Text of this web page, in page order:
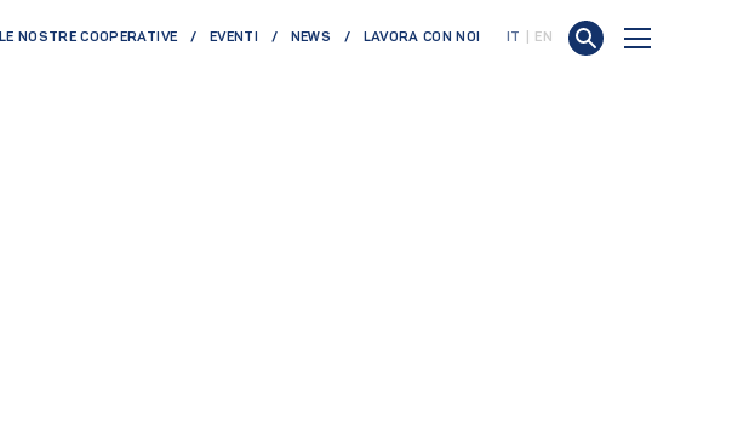
LE NOSTRE COOPERATIVE EVENTI NEWS LAVORA CON NOI IT EN